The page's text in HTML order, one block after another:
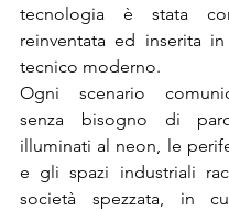
tecnologia è stata
reinventata ed inserita
tecnico moderno.
Ogni scenario
senza bisogno di
illuminati al neon, le
e gli spazi industriali
società spezzata, in